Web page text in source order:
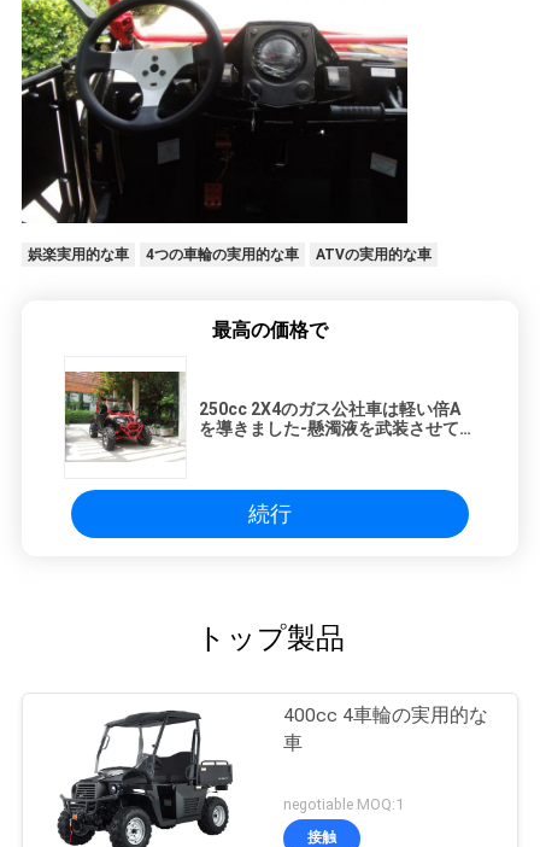
娯楽実用的な車 4つの車輪の実用的な車 ATVの実用的な車
最高の価格で
250cc 2X4のガス公社車は軽い倍A
を導きました-懸濁液を武装させて下
続行
トップ製品
400cc 4車輪の実用的な
車
negotiable MOQ:1
接触